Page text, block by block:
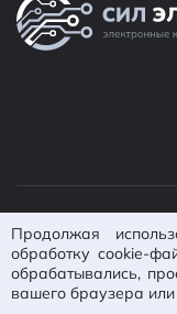
Политика
обработку ПД
соглашение
Продолжая
обработку cookie-
обрабатывались,
вашего браузера или